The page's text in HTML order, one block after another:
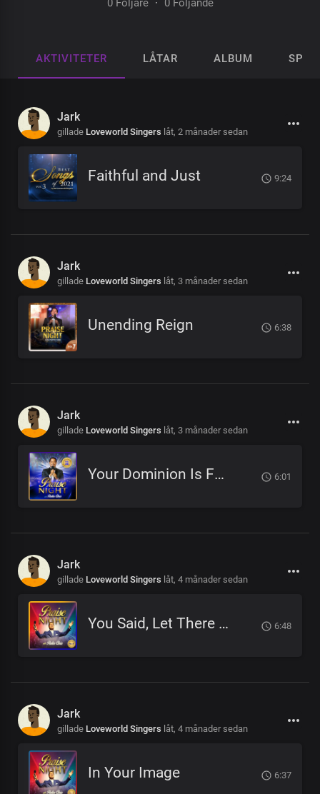
0 Följare · 0 Följande
AKTIVITETER LÅTAR ALBUM
Jark
gillade Loveworld Singers låt, 2 månader sedan
Faithful and Just 9:24
Jark
gillade Loveworld Singers låt, 3 månader sedan
Unending Reign 6:38
Jark
gillade Loveworld Singers låt, 3 månader sedan
Your Dominion Is For Eternity 6:01
Jark
gillade Loveworld Singers låt, 4 månader sedan
You Said, Let There Be 6:48
Jark
gillade Loveworld Singers låt, 4 månader sedan
In Your Image 6:37